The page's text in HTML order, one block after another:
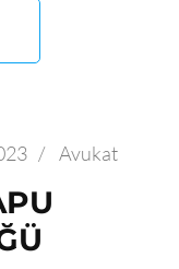
/ Avukat